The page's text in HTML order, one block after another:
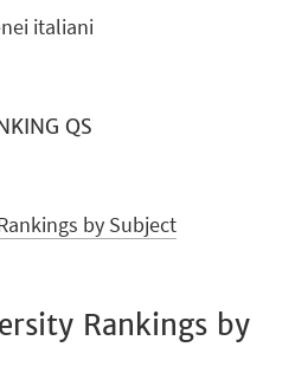
italiani
QS
by Subject
Rankings by